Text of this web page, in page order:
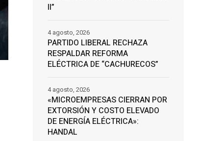
II”
PARTIDO LIBERAL RECHAZA
RESPALDAR REFORMA
ELÉCTRICA DE “CACHURECOS”
4 agosto, 2026
«MICROEMPRESAS CIERRAN POR
EXTORSIÓN Y COSTO ELEVADO
DE ENERGÍA ELÉCTRICA»:
HANDAL
4 agosto, 2026